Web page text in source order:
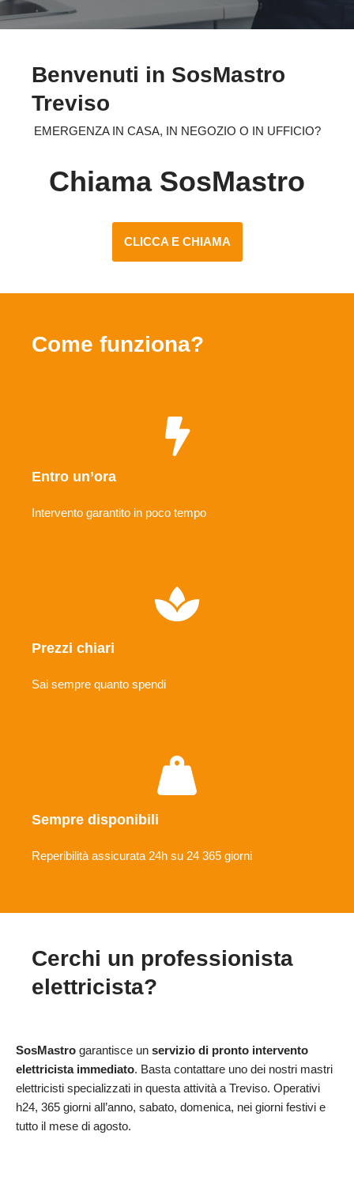
Benvenuti in SosMastro
Treviso
EMERGENZA IN CASA, IN NEGOZIO O IN UFFICIO?
Chiama SosMastro
CLICCA E CHIAMA
Come funziona?
Entro un’ora
Intervento garantito in poco tempo
Prezzi chiari
Sai sempre quanto spendi
Sempre disponibili
Reperibilità assicurata 24h su 24 365 giorni
Cerchi un professionista
elettricista?
SosMastro garantisce un servizio di pronto intervento
elettricista immediato. Basta contattare uno dei nostri mastri
elettricisti specializzati in questa attività a Treviso. Operativi
h24, 365 giorni all’anno, sabato, domenica, nei giorni festivi e
tutto il mese di agosto.